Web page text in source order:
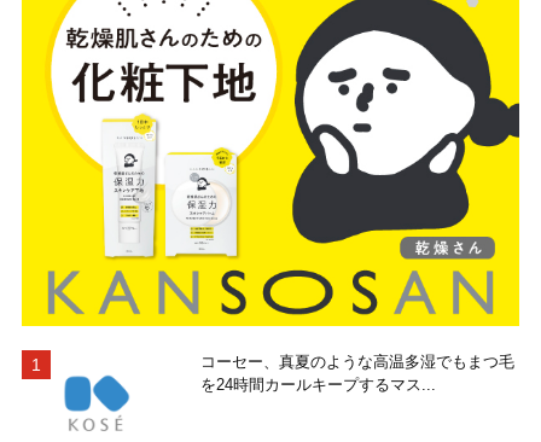
コーセー、真夏のような高温多湿でもまつ毛
を24時間カールキープするマス...